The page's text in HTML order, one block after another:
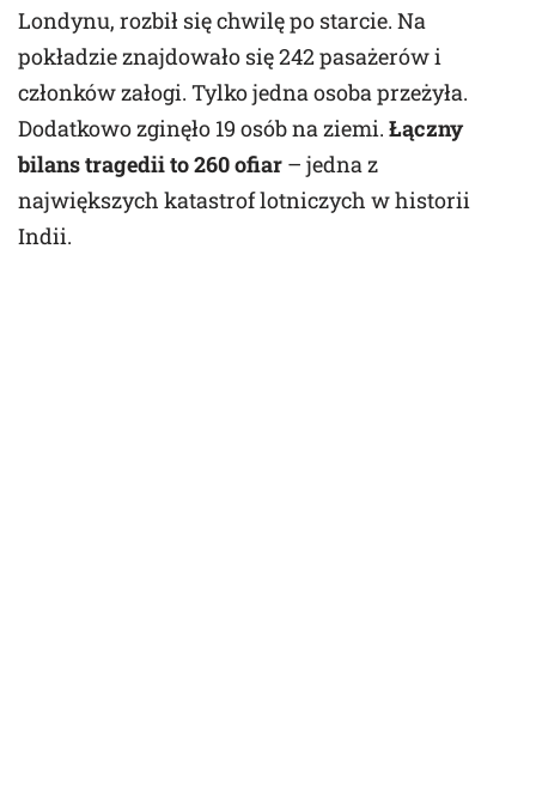
Londynu, rozbił się chwilę po starcie. Na
pokładzie znajdowało się 242 pasażerów i
członków załogi. Tylko jedna osoba przeżyła.
Dodatkowo zginęło 19 osób na ziemi. Łączny
bilans tragedii to 260 ofiar – jedna z
największych katastrof lotniczych w historii
Indii.